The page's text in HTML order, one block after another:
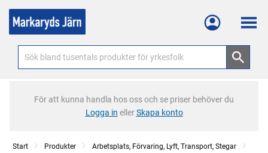
Meny
För att kunna handla hos oss och se priser behöver du
Logga in ellerSkapa konto
Start Produkter
Arbetsplats, Förvaring, Lyft, Transport, Stegar